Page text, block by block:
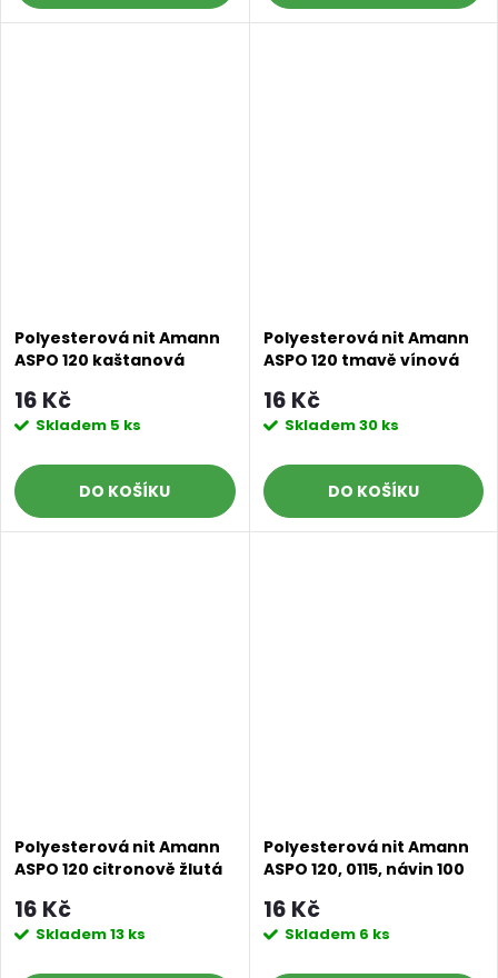
Polyesterová nit Amann
ASPO 120 kaštanová
16 Kč
Skladem 5 ks
DO KOŠÍKU
Polyesterová nit Amann
ASPO 120 tmavě vínová
16 Kč
Skladem30 ks
DO KOŠÍKU
Polyesterová nit Amann
ASPO 120 citronově žlutá
16 Kč
Skladem13 ks
Polyesterová nit Amann
ASPO 120, 0115, návin 100
16 Kč
Skladem 6 ks